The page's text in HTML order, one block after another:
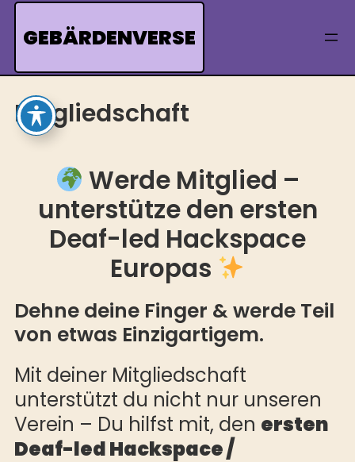
Skip
GEBÄRDENVERSE
Mitgliedschaft
Werde Mitglied –
unterstütze den ersten
Deaf-led Hackspace
Europas
Dehne deine Finger & werde Teil
von etwas Einzigartigem.
Mit deiner Mitgliedschaft
unterstützt du nicht nur unseren
Verein – Du hilfst mit, den ersten
Deaf-led Hackspace /